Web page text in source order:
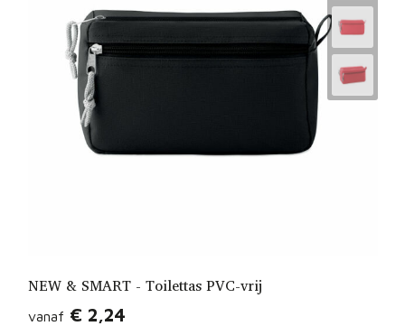
NEW & SMART - Toilettas PVC-vrij
vanaf € 2,24